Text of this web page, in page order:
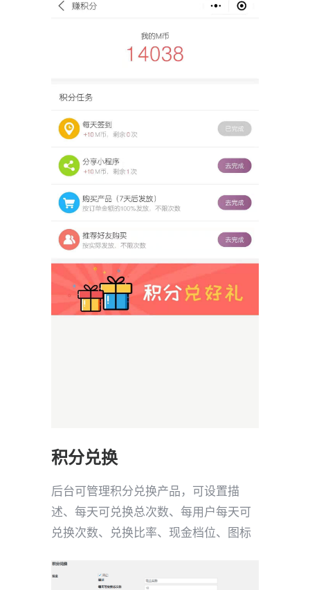
积分兑换
后台可管理积分兑换产品，可设置描
述、每天可兑换总次数、每用户每天可
兑换次数、兑换比率、现金档位、图标